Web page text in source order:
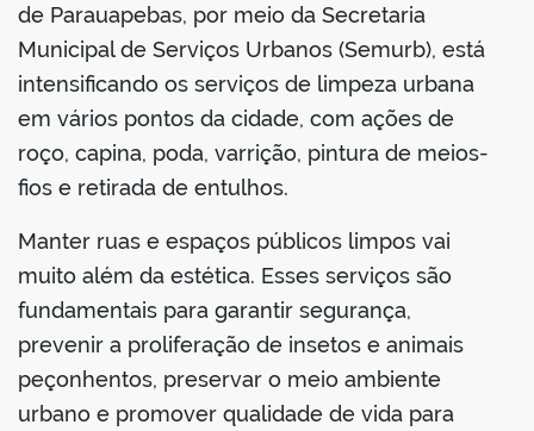
de Parauapebas, por meio da Secretaria
Municipal de Serviços Urbanos (Semurb), está
intensificando os serviços de limpeza urbana
em vários pontos da cidade, com ações de
roço, capina, poda, varrição, pintura de meios-
fios e retirada de entulhos.
Manter ruas e espaços públicos limpos vai
muito além da estética. Esses serviços são
fundamentais para garantir segurança,
prevenir a proliferação de insetos e animais
peçonhentos, preservar o meio ambiente
urbano e promover qualidade de vida para